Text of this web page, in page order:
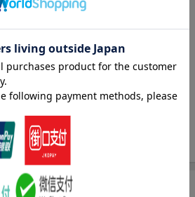
できない星たち／宇宙を行く！
」データベースより）
生まれ。東京大学を卒業後、マギル大
論を専攻（Ｐｈ．Ｄ．）。科学コミュ
データはこの書籍が刊行された当時に